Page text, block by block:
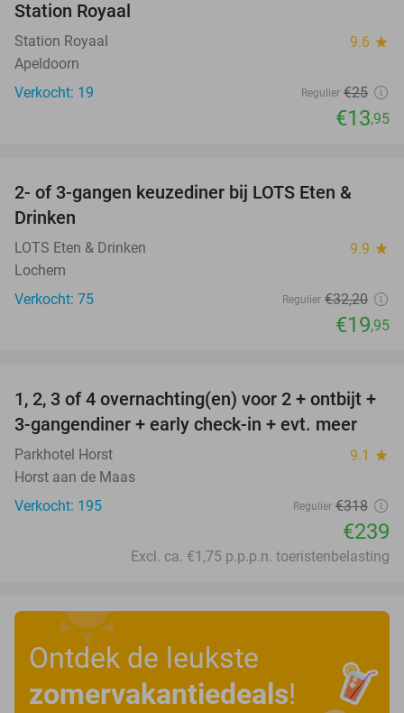
Station Royaal
Station Royaal 9.6 star
Apeldoorn
Verkocht: 19
Regulier €25
€13,95
38%
2- of 3-gangen keuzediner bij LOTS Eten &
Drinken
LOTS Eten & Drinken 9.9 star
Lochem
Verkocht: 75
Regulier €32,20
€19,95
25%
1, 2, 3 of 4 overnachting(en) voor 2 + ontbijt +
3-gangendiner + early check-in + evt. meer
Parkhotel Horst 9.1 star
Horst aan de Maas
Verkocht: 195
Regulier €318
€239
Excl. ca. €1,75 p.p.p.n. toeristenbelasting
Ontdek de leukste
zomervakantiedeals!